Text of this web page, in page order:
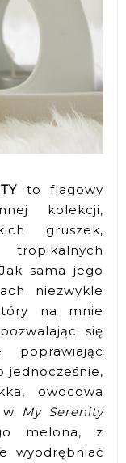
to flagowy
kolekcji,
gruszek,
tropikalnych
sama jego
niezwykle
na mnie
się
poprawiając
jednocześnie,
owocowa
w
My Serenity
melona, z
wyodrębniać